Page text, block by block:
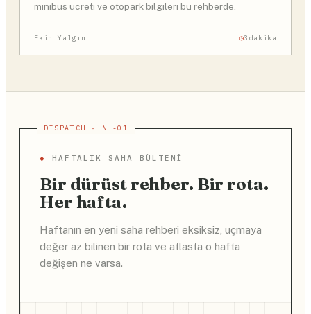
minibüs ücreti ve otopark bilgileri bu rehberde.
Ekin Yalgın 3dakika
◆ HAFTALIK SAHA BÜLTENI
Bir dürüst rehber. Bir rota.
Her hafta.
Haftanın en yeni saha rehberi eksiksiz, uçmaya
değer az bilinen bir rota ve atlasta o hafta
değişen ne varsa.